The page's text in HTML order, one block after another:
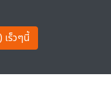
เร็วๆนี้